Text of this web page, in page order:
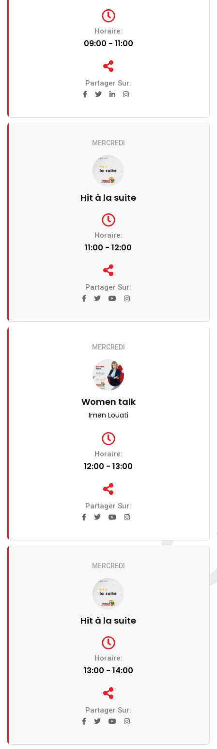
Horaire:
09:00 - 11:00
Partager Sur:
MERCREDI
Hit à la suite
Horaire:
11:00 - 12:00
Partager Sur:
MERCREDI
Women talk
Imen Louati
Horaire:
12:00 - 13:00
Partager Sur:
MERCREDI
Hit à la suite
Horaire:
13:00 - 14:00
Partager Sur: